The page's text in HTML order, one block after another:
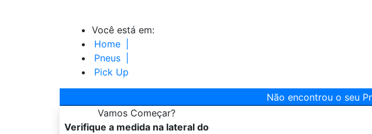
Você está em:
Home
Pneus
Pick Up
Não
Vamos Começar?
Verifique a medida na lateral do